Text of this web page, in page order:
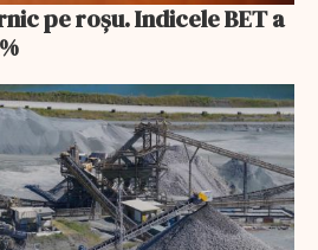
pe roșu. Indicele BET a